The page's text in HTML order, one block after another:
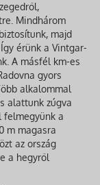
Mindhárom
majd
érünk a Vintgar-
A másfél km-es
gyors
alkalommal
alattunk zúgva
felmegyünk a
m magasra
az ország
a hegyről